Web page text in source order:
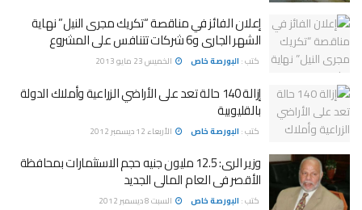
إعلان الفائز في مناقصة “تكريك مجرى النيل” نهاية
الشهر الجارى و6 شركات تتنافس على المشروع
كتب : البورصة خاص الخميس 23 مايو 2013
إزالة 140 حالة تعد على الأراضي الزراعية وأملاك الدولة
بالقليوبية
كتب : البورصة خاص الأربعاء 12 ديسمبر 2012
وزير الرى: 12.5 مليون جنيه حجم الاستثمارات بمحافظة
الأقصر فى العام المالى الجديد
كتب : البورصة خاص السبت 8 ديسمبر 2012